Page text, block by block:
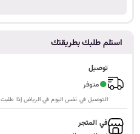
استلم طلبك بطريقتك
توصيل
●متوفر
التوصيل في نفس اليوم في الرياض إذا طلبت قبل
في المتجر